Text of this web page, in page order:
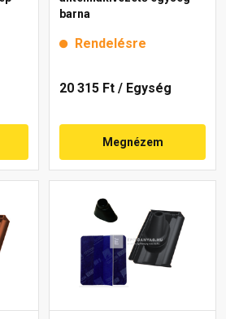
barna
Rendelésre
20 315 Ft / Egység
Megnézem